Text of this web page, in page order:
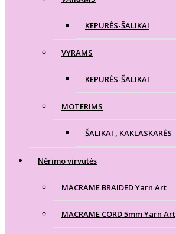
KEPURĖS-ŠALIKAI
VYRAMS
KEPURĖS-ŠALIKAI
MOTERIMS
ŠALIKAI , KAKLASKARĖS
Nėrimo virvutės
MACRAME BRAIDED Yarn Art
MACRAME CORD 5mm Yarn Art